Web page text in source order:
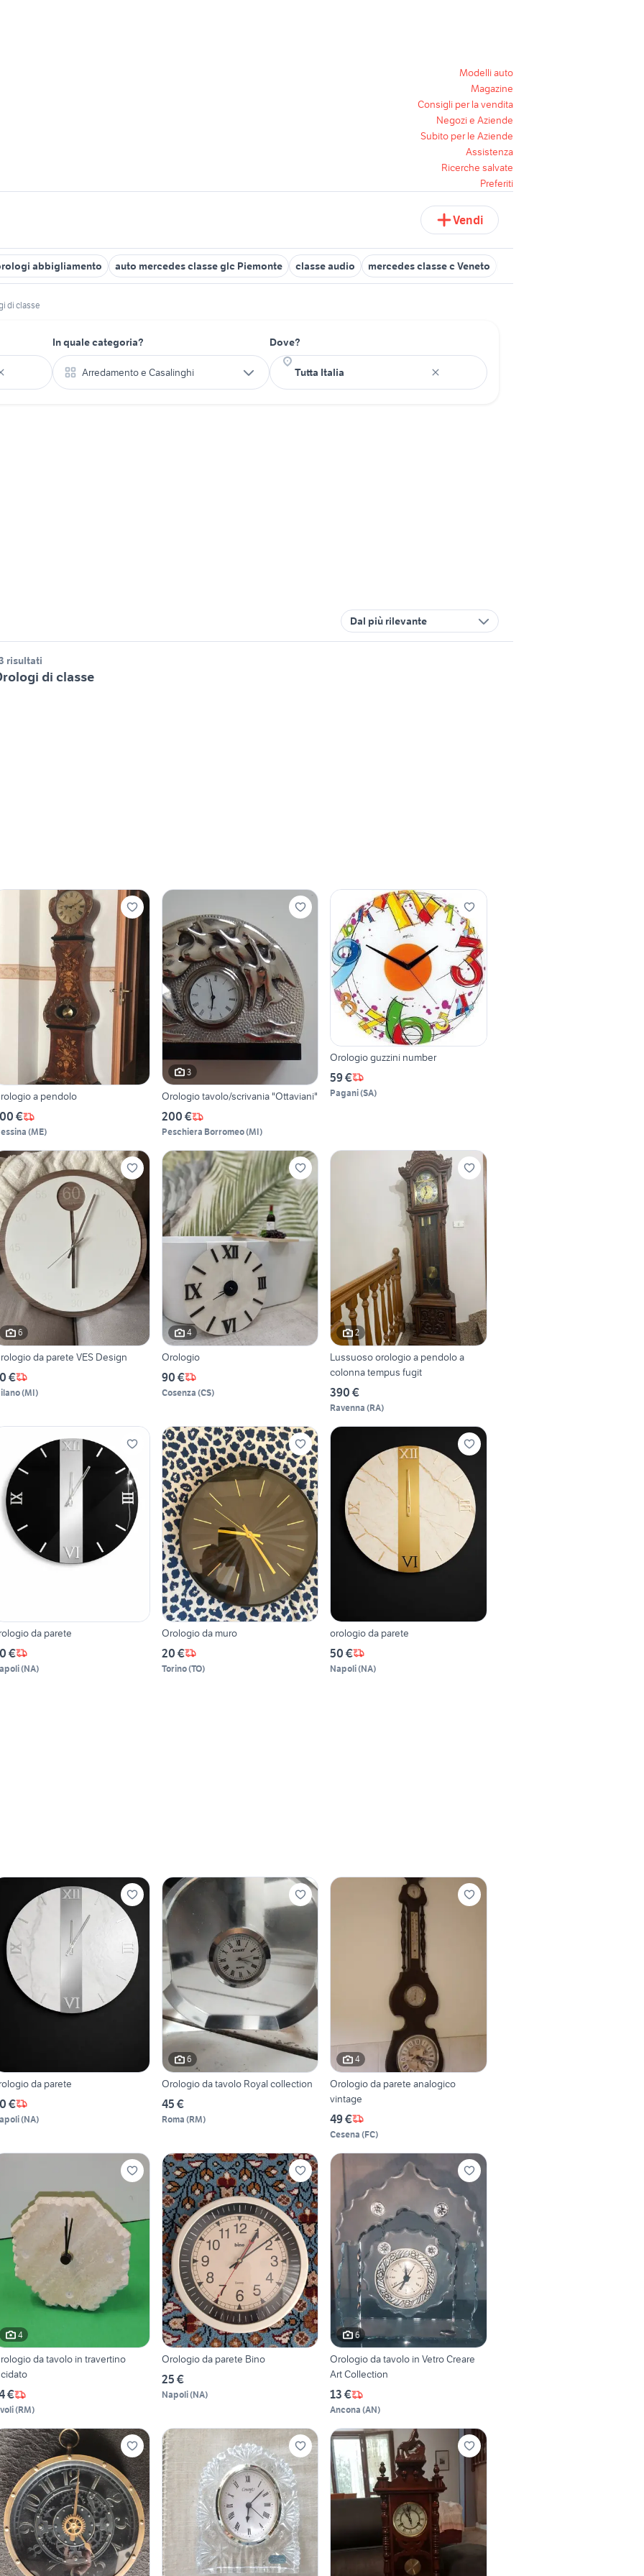
Modelli auto
Magazine
Consigli per la vendita
Negozi e Aziende
Subito per le Aziende
Assistenza
Ricerche salvate
Preferiti
Vendi
abbigliamento auto mercedes classe glc Piemonte classe audio mercedes classe c Veneto
di classe
In quale categoria?
Arredamento e Casalinghi
Dove?
Dal più rilevante
risultati
di classe
a pendolo
€
(ME)
3
Orologio tavolo/scrivania "Ottaviani"
200 €
Peschiera Borromeo(MI)
Orologio guzzini number
59 €
Pagani(SA)
6
da parete VES Design
€
(MI)
4
Orologio
90 €
Cosenza (CS)
2
Lussuoso orologio a pendolo a
colonna tempus fugit
390 €
Ravenna (RA)
da parete
€
(NA)
Orologio da muro
20 €
Torino(TO)
orologio da parete
50 €
Napoli(NA)
da parete
€
(NA)
6
Orologio da tavolo Royal collection
45 €
Roma (RM)
4
Orologio da parete analogico
vintage
49 €
Cesena (FC)
4
da tavolo in travertino
€
(RM)
Orologio da parete Bino
25 €
Napoli(NA)
6
Orologio da tavolo in Vetro Creare
Art Collection
13 €
Ancona (AN)